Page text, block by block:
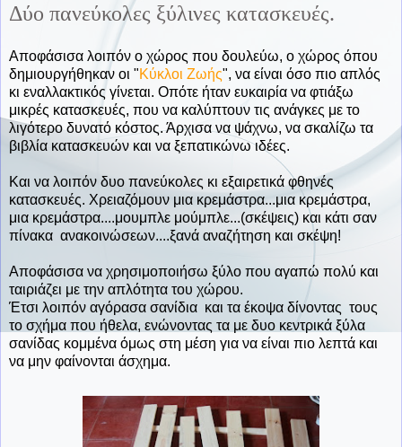
Δύο πανεύκολες ξύλινες κατασκευές.
Αποφάσισα λοιπόν ο χώρος που δουλεύω, ο χώρος όπου
δημιουργήθηκαν οι "Κύκλοι Ζωής", να είναι όσο πιο απλός
κι εναλλακτικός γίνεται. Οπότε ήταν ευκαιρία να φτιάξω
μικρές κατασκευές, που να καλύπτουν τις ανάγκες με το
λιγότερο δυνατό κόστος. Άρχισα να ψάχνω, να σκαλίζω τα
βιβλία κατασκευών και να ξεπατικώνω ιδέες.
Και να λοιπόν δυο πανεύκολες κι εξαιρετικά φθηνές
κατασκευές. Χρειαζόμουν μια κρεμάστρα...μια κρεμάστρα,
μια κρεμάστρα....μουμπλε μούμπλε...(σκέψεις) και κάτι σαν
πίνακα ανακοινώσεων....ξανά αναζήτηση και σκέψη!
Αποφάσισα να χρησιμοποιήσω ξύλο που αγαπώ πολύ και
ταιριάζει με την απλότητα του χώρου.
Έτσι λοιπόν αγόρασα σανίδια και τα έκοψα δίνοντας τους
το σχήμα που ήθελα, ενώνοντας τα με δυο κεντρικά ξύλα
σανίδας κομμένα όμως στη μέση για να είναι πιο λεπτά και
να μην φαίνονται άσχημα.